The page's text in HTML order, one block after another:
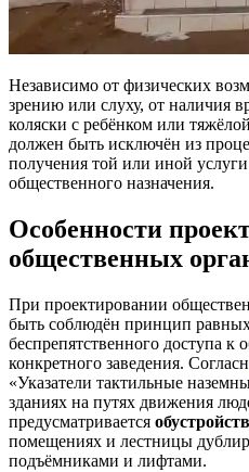
Независимо от физических
зрению или слуху, от наличия
коляски с ребёнком или
должен быть исключён из
получения той или иной
общественного назначения.
Особенности
общественных
При проектировании
быть соблюдён принцип
беспрепятственного доступа к
конкретного заведения.
«Указатели тактильные
зданиях на путях движения
предусматривается
помещениях и лестницы
подъёмниками и лифтами.